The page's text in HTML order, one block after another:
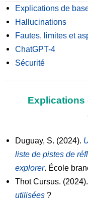
Ressources
Événements
English
Explications de
Hallucinations
Fautes, limites et
ChatGPT-4
Sécurité
Explications
Duguay, S. (2024).
liste de pistes de
explorer. École
Thot Cursus. (2024).
utilisées ?